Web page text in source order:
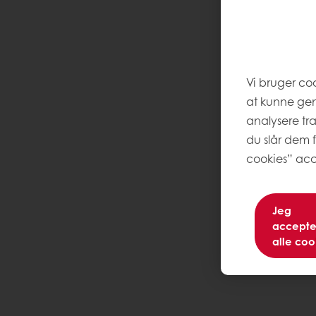
Vi bruger
at kunne
analysere
du slår dem
cookies”
Jeg
alle